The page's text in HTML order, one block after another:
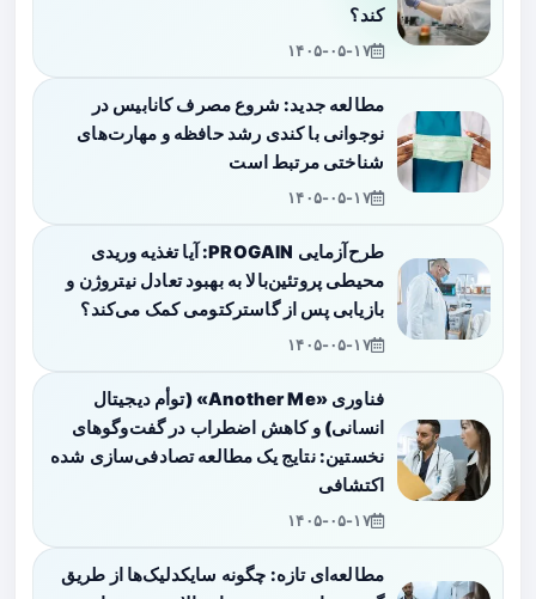
کند؟
۱۴۰۵-۰۵-۱۷
مطالعه جدید: شروع مصرف کانابیس در
نوجوانی با کندی رشد حافظه و مهارت‌های
شناختی مرتبط است
۱۴۰۵-۰۵-۱۷
طرح‌آزمایی PROGAIN: آیا تغذیه وریدی
محیطی پروتئین‌بالا به بهبود تعادل نیتروژن و
بازیابی پس از گاسترکتومی کمک می‌کند؟
۱۴۰۵-۰۵-۱۷
فناوری «Another Me» (توأم دیجیتال
انسانی) و کاهش اضطراب در گفت‌وگوهای
نخستین: نتایج یک مطالعه تصادفی‌سازی شده
اکتشافی
۱۴۰۵-۰۵-۱۷
مطالعه‌ای تازه: چگونه سایکدلیک‌ها از طریق